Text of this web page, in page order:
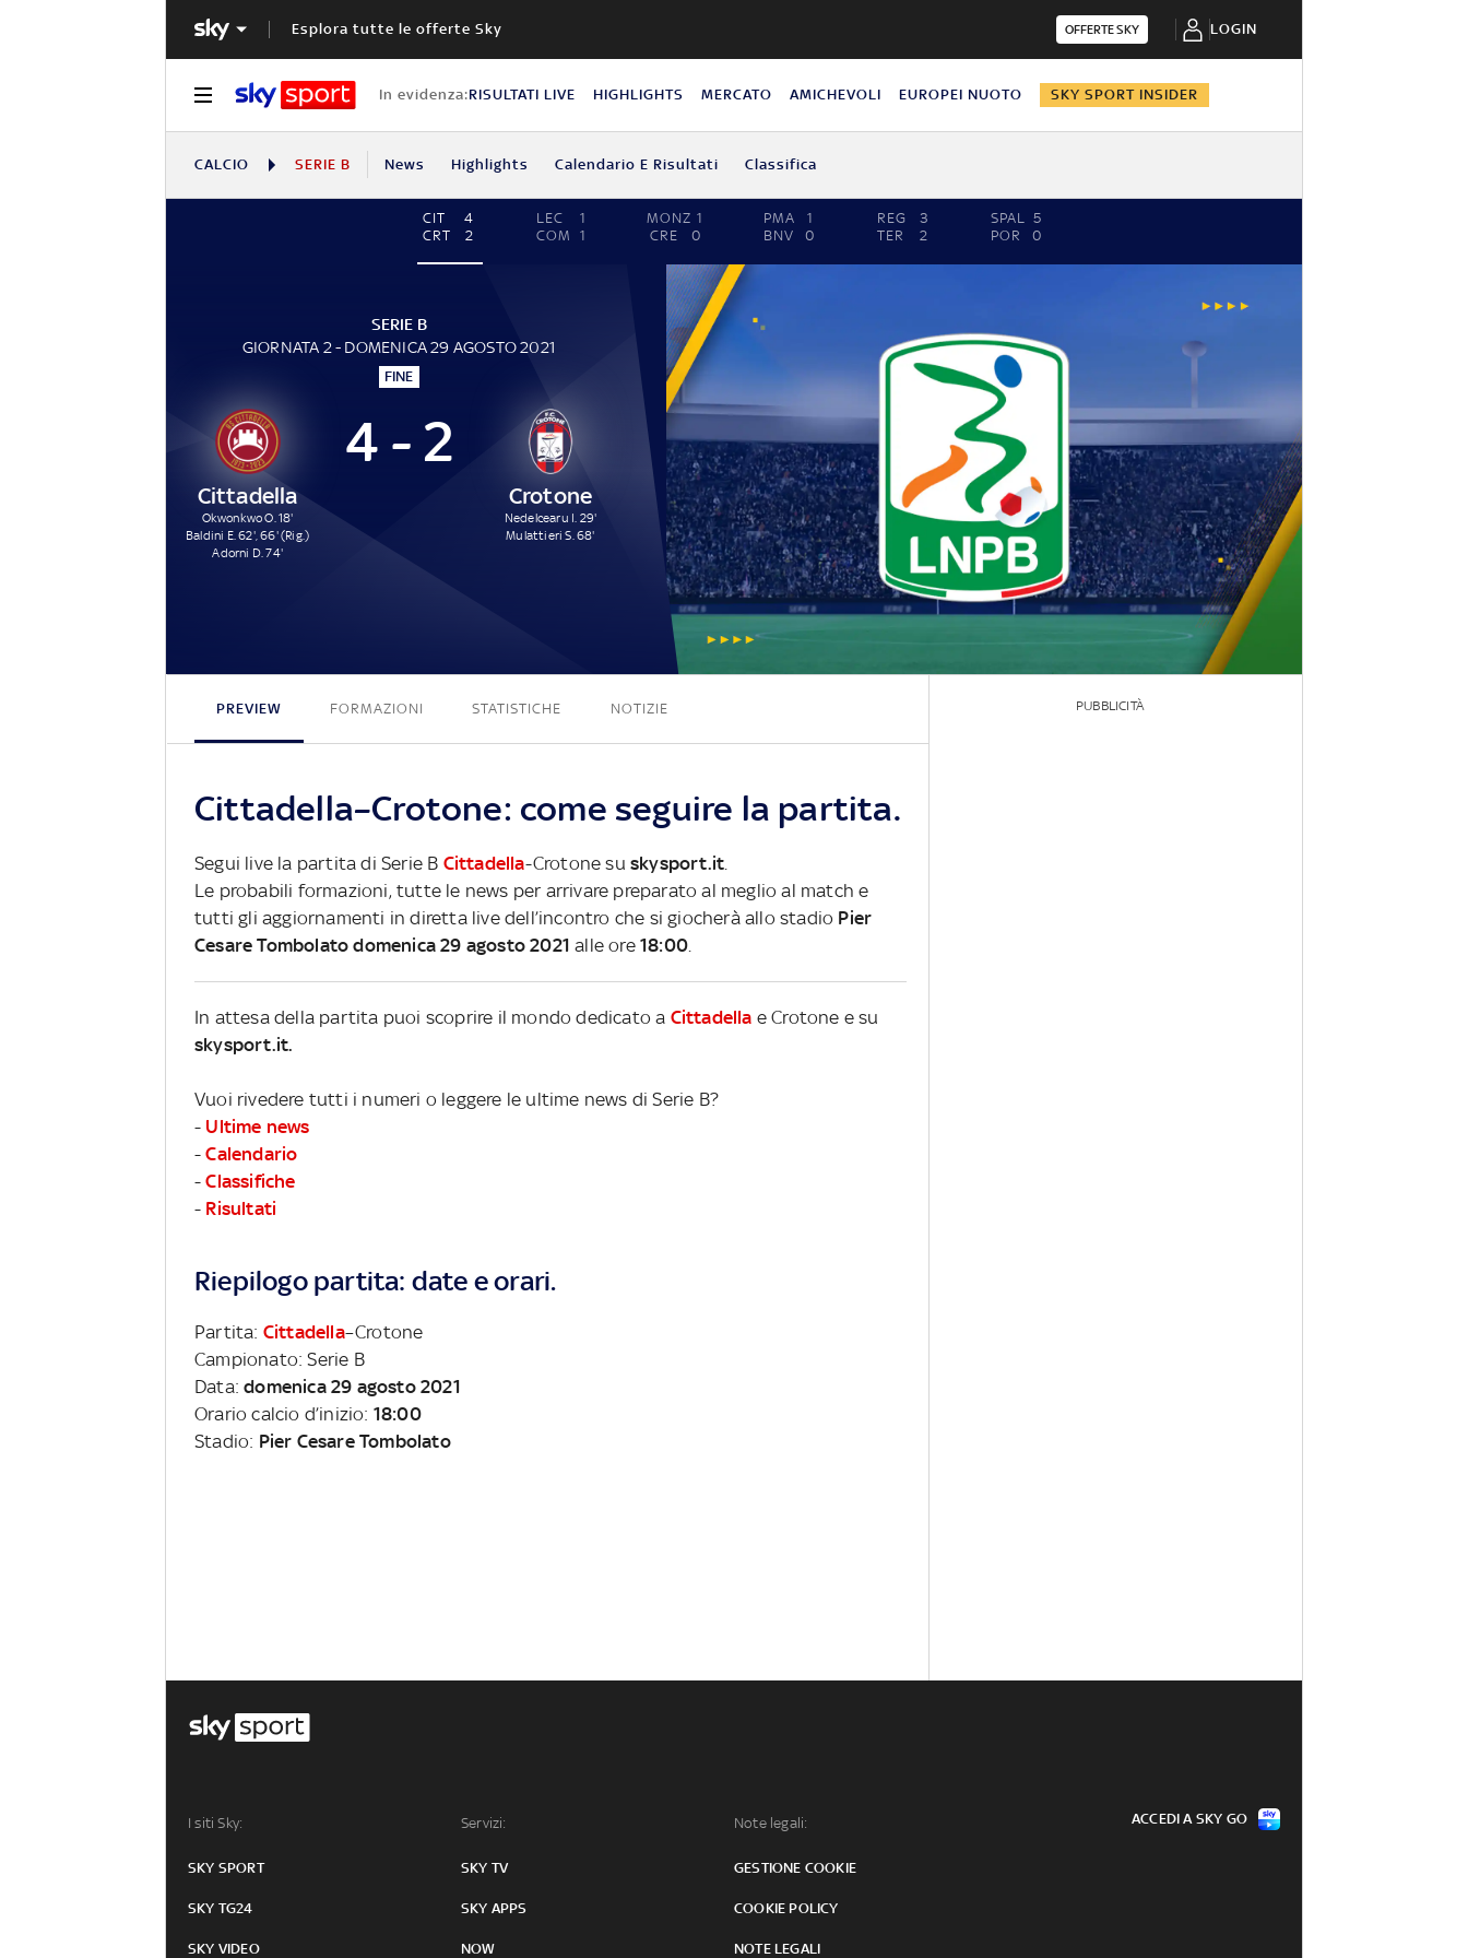
Esplora tutte le offerte Sky OFFERTE SKY LOGIN
In evidenza:RISULTATI LIVE HIGHLIGHTS MERCATO AMICHEVOLI EUROPEI NUOTO SKY SPORT INSIDER
CALCIO SERIE B News Highlights Calendario E Risultati Classifica
CIT
4
CRT
2
LEC
1
COM
1
MONZ 1
CRE
0
PMA
1
BNV
0
REG
3
TER
2
SPAL
5
POR
0
SERIE B
GIORNATA 2 - DOMENICA 29 AGOSTO 2021
FINE
Cittadella
Okwonkwo O. 18'
Baldini E. 62', 66' (Rig.)
Adorni D. 74'
4 - 2
Crotone
Nedelcearu I. 29'
Mulattieri S. 68'
4 - 2
PREVIEW FORMAZIONI STATISTICHE NOTIZIE
Cittadella–Crotone: come seguire la partita.
Segui live la partita di Serie B Cittadella-Crotone suskysport.it
Le probabili formazioni, tutte le news per arrivare preparato al meglio al match e
tutti gli aggiornamenti in diretta live dell’incontro che si giocherà allo stadio Pier
Cesare Tombolato domenica 29 agosto 2021 alle ore 18:00
In attesa della partita puoi scoprire il mondo dedicato a Cittadella e Crotone e su
skysport.it.
Vuoi rivedere tutti i numeri o leggere le ultime news di Serie B?
- Ultime news
-Calendario
-Classifiche
- Risultati
Riepilogo partita: date e orari.
Partita: Cittadella–Crotone
Campionato: Serie B
Data:domenica 29 agosto 2021
Orario calcio d’inizio: 18:00
Stadio: Pier Cesare Tombolato
PUBBLICITÀ
I siti Sky:
SKY SPORT
SKY TG24
SKY VIDEO
Servizi:
SKY TV
SKY APPS
NOW
Note legali:
GESTIONE COOKIE
COOKIE POLICY
NOTE LEGALI
ACCEDI A SKY GO